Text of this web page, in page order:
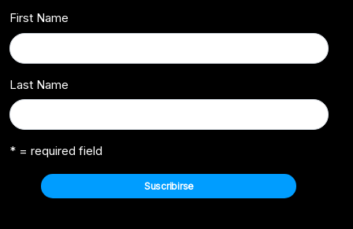
First Name
Last Name
* = required field